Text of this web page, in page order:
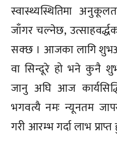
स्वास्थ्यस्थितिमा
जाँगर चल्नेछ,
सक्छ । आजका लागि
वा सिन्दूरे हो भने कुनै
जानु अघि आज
भगवत्यै नमः न्यूनतम
गरी आरम्भ गर्दा लाभ